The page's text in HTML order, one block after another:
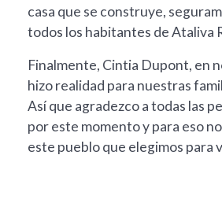
casa que se construye,
todos los habitantes de Ataliva
Finalmente, Cintia Dupont, en
hizo realidad para nuestras
Así que agradezco a todas las
por este momento y para eso
este pueblo que elegimos para